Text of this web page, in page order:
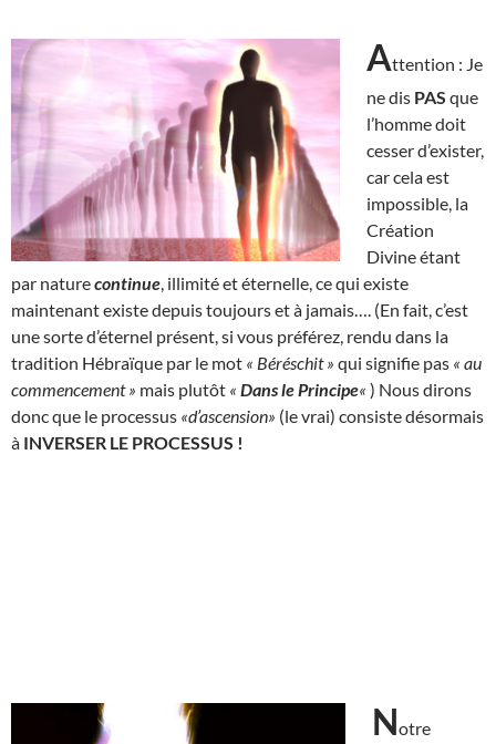
Attention : Je
ne dis PAS que
l’homme doit
cesser d’exister,
car cela est
impossible, la
Création
Divine étant
par naturecontinue , illimité et éternelle, ce qui existe
maintenant existe depuis toujours et à jamais…. (En fait, c’est
une sorte d’éternel présent, si vous préférez, rendu dans la
tradition Hébraïque par le mot « Béréschit » qui signifie pas « au
commencement » mais plutôt « Dans le Principe« ) Nous dirons
donc que le processus «d’ascension» (le vrai) consiste désormais
à INVERSER LE PROCESSUS !
Notre